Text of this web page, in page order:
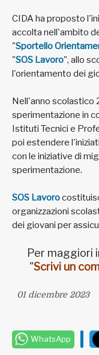
CIDA ha proposto
accolta nell'ambito
"Sportello
"SOS Lavoro", allo
l'orientamento dei
Nell'anno scolastico
sperimentazione in
Istituti Tecnici e
poi estendere
con le iniziative di
sperimentazione.
SOS Lavoro
organizzazioni
dei giovani per
Per maggiori
"Scrivi un
01 dicembre 2023
WhatsApp